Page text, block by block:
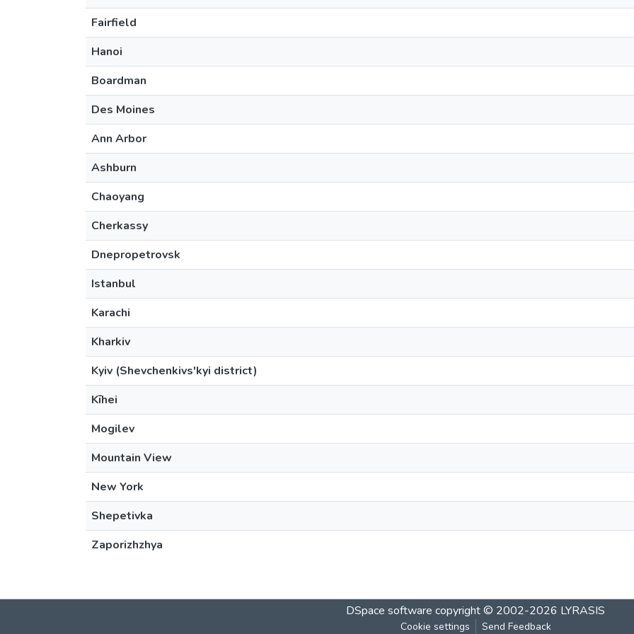
Fairfield
Hanoi
Boardman
Des Moines
Ann Arbor
Ashburn
Chaoyang
Cherkassy
Dnepropetrovsk
Istanbul
Karachi
Kharkiv
Kyiv (Shevchenkivs'kyi district)
Kīhei
Mogilev
Mountain View
New York
Shepetivka
Zaporizhzhya
DSpace software copyright © 2002-2026 LYRASIS
Cookie settings Send Feedback